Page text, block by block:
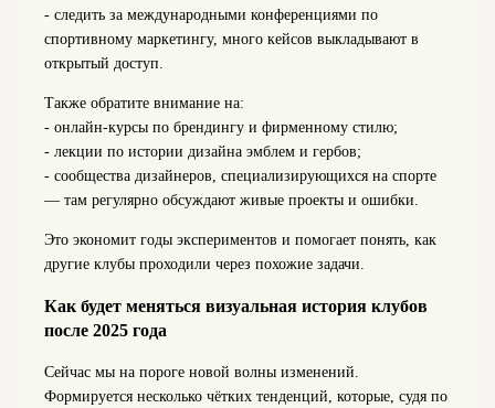
- следить за международными конференциями по
спортивному маркетингу, много кейсов выкладывают в
открытый доступ.
Также обратите внимание на:
- онлайн-курсы по брендингу и фирменному стилю;
- лекции по истории дизайна эмблем и гербов;
- сообщества дизайнеров, специализирующихся на спорте
— там регулярно обсуждают живые проекты и ошибки.
Это экономит годы экспериментов и помогает понять, как
другие клубы проходили через похожие задачи.
Как будет меняться визуальная история клубов
после 2025 года
Сейчас мы на пороге новой волны изменений.
Формируется несколько чётких тенденций, которые, судя по